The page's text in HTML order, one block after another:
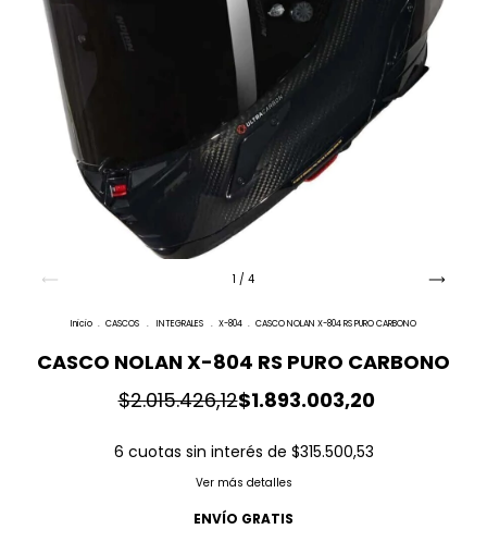
1 / 4
Inicio . CASCOS . INTEGRALES . X-804 . CASCO NOLAN X-804 RS PURO CARBONO
CASCO NOLAN X-804 RS PURO CARBONO
$1.893.003,20
$2.015.426,12
6 cuotas sin interés de $315.500,53
Ver más detalles
ENVÍO GRATIS